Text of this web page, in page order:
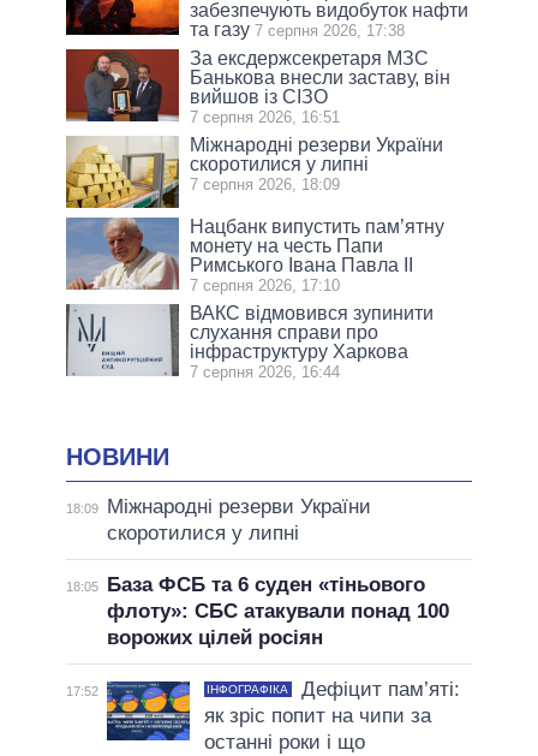
забезпечують видобуток нафти
та газу 7 серпня 2026, 17:38
За ексдержсекретаря МЗС
Банькова внесли заставу, він
вийшов із СІЗО
7 серпня 2026, 16:51
Міжнародні резерви України
скоротилися у липні
7 серпня 2026, 18:09
Нацбанк випустить пам’ятну
монету на честь Папи
Римського Івана Павла II
7 серпня 2026, 17:10
ВАКС відмовився зупинити
слухання справи про
інфраструктуру Харкова
7 серпня 2026, 16:44
НОВИНИ
18:09
Міжнародні резерви України
скоротилися у липні
18:05
База ФСБ та 6 суден «тіньового
флоту»: СБС атакували понад 100
ворожих цілей росіян
17:52 ІНФОГРАФІКА
Дефіцит пам’яті:
як зріс попит на чипи за
останні роки і що